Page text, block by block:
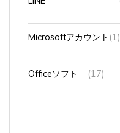
Microsoftアカウント (1)
Officeソフト (17)